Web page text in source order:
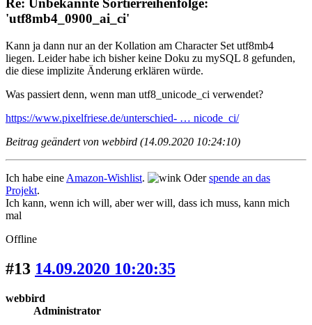
Re: Unbekannte Sortierreihenfolge:
'utf8mb4_0900_ai_ci'
Kann ja dann nuran der Kollation am Character Set utf8mb4
liegen. Leider habe ich bisher keine Doku zu mySQL 8 gefunden,
die diese implizite Änderung erklären würde.
Was passiert denn, wenn man utf8_unicode_ci verwendet?
https://www.pixelfriese.de/unterschied- … nicode_ci/
Beitrag geändert von webbird (14.09.2020 10:24:10)
Ich habe eine Amazon-Wishlist. Oderspende an das
Projekt.
Ich kann, wenn ich will, aber wer will, dass ich muss, kann mich
mal
Offline
#13 14.09.2020 10:20:35
webbird
Administrator